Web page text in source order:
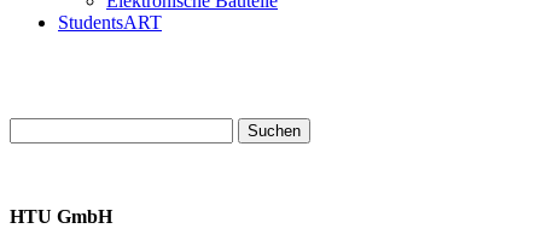
StudentsART
nach:
HTU GmbH